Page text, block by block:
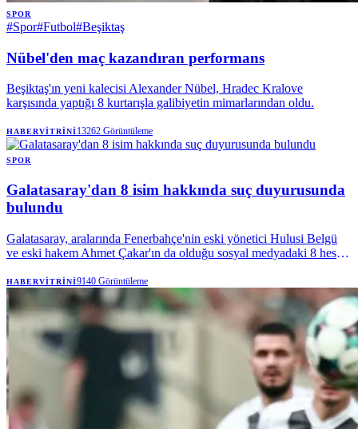
SPOR
#Spor#Futbol#Beşiktaş
Nübel'den maç kazandıran performans
Beşiktaş'ın yeni kalecisi Alexander Nübel, Hradec Kralove
karşısında yaptığı 8 kurtarışla galibiyetin mimarlarından oldu.
HABERVITRINI13262 Görüntüleme
SPOR
Galatasaray'dan 8 isim hakkında suç duyurusunda
bulundu
Galatasaray, aralarında Fenerbahçe'nin eski yönetici Hulusi Belgü
ve eski hakem Ahmet Çakar'ın da olduğu sosyal medyadaki 8 hesap
haklarını kullanmaya devam edeceğini açıkladı.
HABERVITRINI9140 Görüntüleme